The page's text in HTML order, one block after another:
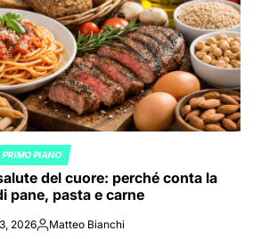
PIANO
del cuore: perché conta la
pane, pasta e carne
2026Posted
Matteo Bianchi